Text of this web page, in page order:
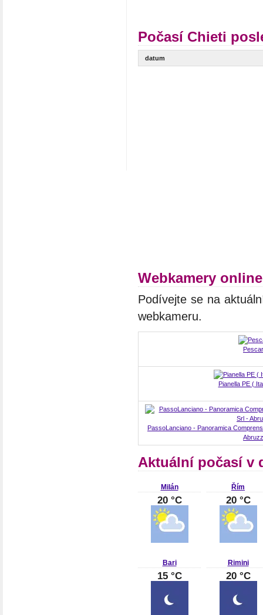
Počasí Chieti
datum
Webkamery
Podívejte se na
webkameru.
Pianella PE (
PassoLanciano - Panoramica
Aktuální počasí v
Milán
20 °C
Řím
20 °C
Bari
15 °C
Rimini
20 °C